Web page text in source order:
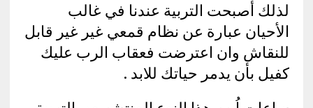
لذلك أصبحت التربية عندنا في غالب
الأحيان عبارة عن نظام قمعي غير غير قابل
للنقاش وان اعترضت فعقاب الرب عليك
كفيل بأن يدمر حياتك للابد .